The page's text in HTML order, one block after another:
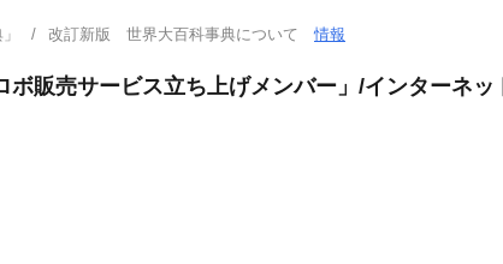
改訂新版 世界大百科事典について情報
ボ販売サービス立ち上げメンバー」/インターネ